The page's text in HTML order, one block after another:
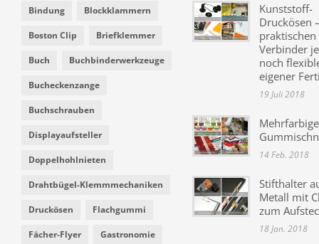
Bindung Blockklammern
Boston Clip Briefklemmer
Buch Buchbinderwerkzeuge
Bucheckenzange
Buchschrauben
Displayaufsteller
Doppelhohlnieten
Drahtbügel-Klemmmechaniken
Druckösen Flachgummi
Fächer-Flyer Gastronomie
Kunststoff-
Druckösen
praktischen
Verbinder
noch
eigener
19 Juli 2018
Mehrfarbige
14 Feb. 2018
Stifthalter
Metall mit
zum
18 Jan. 2018